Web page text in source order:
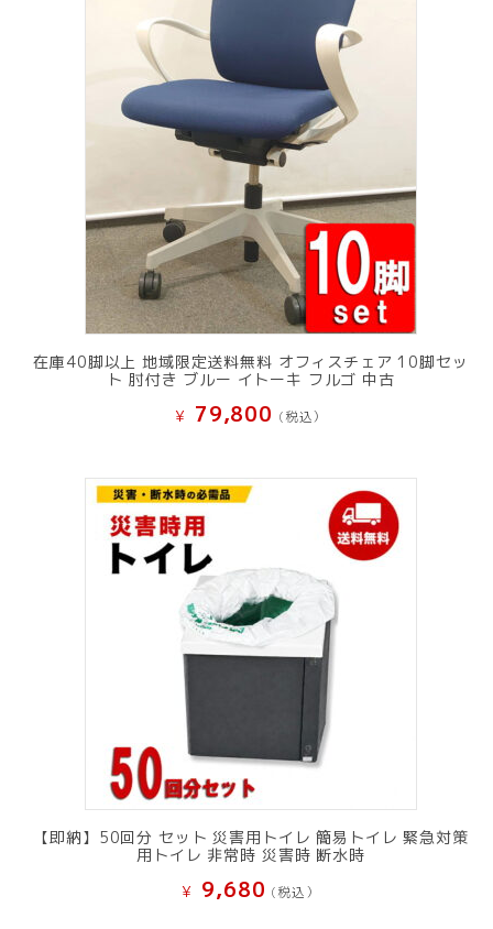
在庫40脚以上 地域限定送料無料 オフィスチェア 10脚セッ
ト 肘付き ブルー イトーキ フルゴ 中古
¥ 79,800 (税込）
【即納】50回分 セット 災害用トイレ 簡易トイレ 緊急対策
用トイレ 非常時 災害時 断水時
¥ 9,680 (税込）